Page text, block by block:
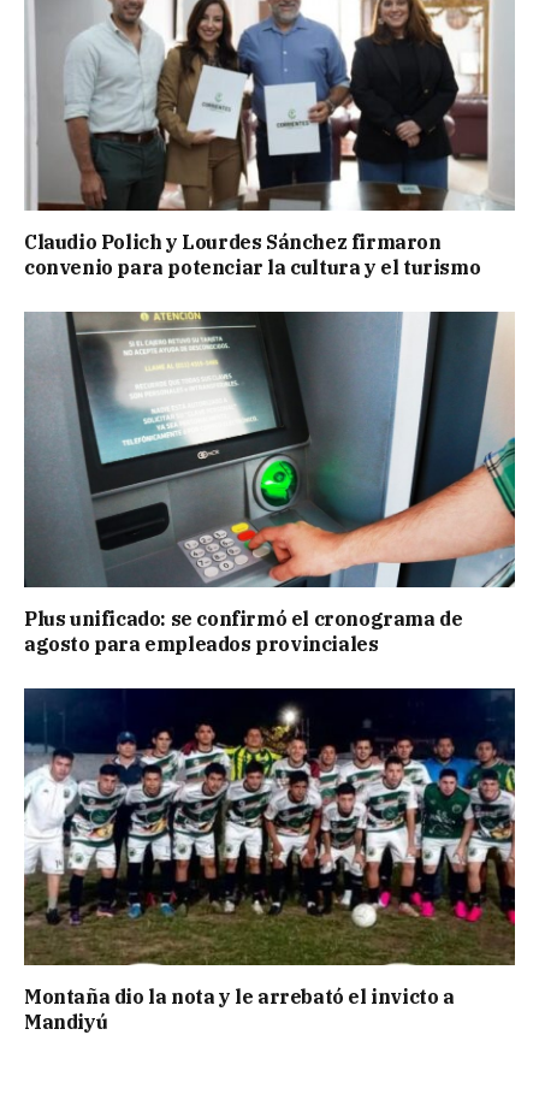
Claudio Polich y Lourdes Sánchez firmaron
convenio para potenciar la cultura y el turismo
Plus unificado: se confirmó el cronograma de
agosto para empleados provinciales
Montaña dio la nota y le arrebató el invicto a
Mandiyú